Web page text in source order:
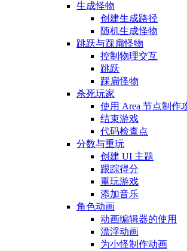
生成怪物
创建生成路径
随机生成怪物
跳跃与踩扁怪物
控制物理交互
跳跃
踩扁怪物
杀死玩家
使用 Area 节点制作
结束游戏
代码检查点
分数与重玩
创建 UI 主题
跟踪得分
重玩游戏
添加音乐
角色动画
动画编辑器的使用
漂浮动画
为小怪制作动画